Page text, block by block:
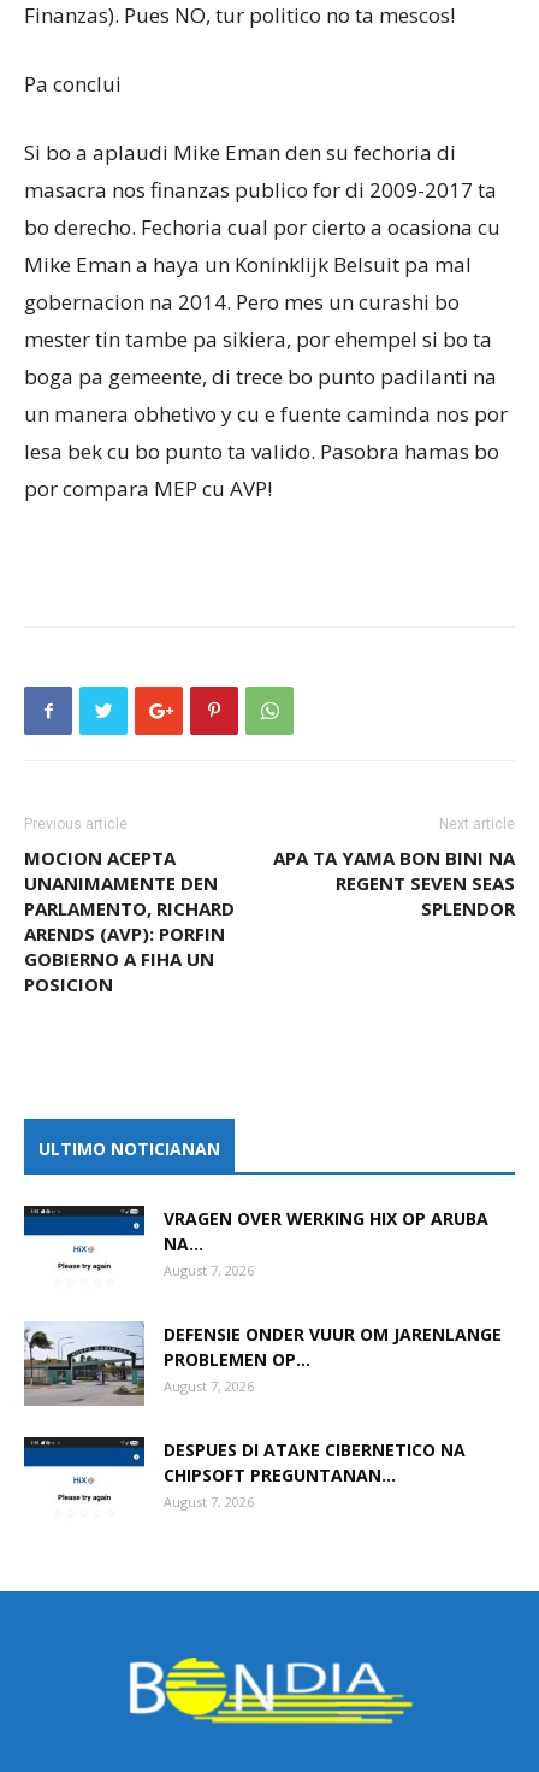
Finanzas). Pues NO, tur politico no ta mescos!
Pa conclui
Si bo a aplaudi Mike Eman den su fechoria di
masacra nos finanzas publico for di 2009-2017 ta
bo derecho. Fechoria cual por cierto a ocasiona cu
Mike Eman a haya un Koninklijk Belsuit pa mal
gobernacion na 2014. Pero mes un curashi bo
mester tin tambe pa sikiera, por ehempel si bo ta
boga pa gemeente, di trece bo punto padilanti na
un manera obhetivo y cu e fuente caminda nos por
lesa bek cu bo punto ta valido. Pasobra hamas bo
por compara MEP cu AVP!
Previous article
MOCION ACEPTA
UNANIMAMENTE DEN
PARLAMENTO, RICHARD
ARENDS (AVP): PORFIN
GOBIERNO A FIHA UN
POSICION
Next article
APA TA YAMA BON BINI NA
REGENT SEVEN SEAS
SPLENDOR
ULTIMO NOTICIANAN
VRAGEN OVER WERKING HIX OP ARUBA
NA...
August 7, 2026
DEFENSIE ONDER VUUR OM JARENLANGE
PROBLEMEN OP...
August 7, 2026
DESPUES DI ATAKE CIBERNETICO NA
CHIPSOFT PREGUNTANAN...
August 7, 2026